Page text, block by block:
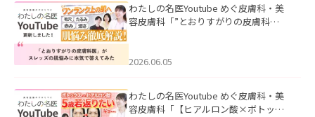
わたしの名医Youtube めぐ皮膚科・美
容皮膚科「”とおりすがりの皮膚科
2026.06.05
わたしの名医Youtube めぐ皮膚科・美
容皮膚科「【ヒアルロン酸×ボトック